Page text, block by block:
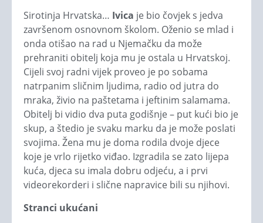
Sirotinja Hrvatska… Ivica je bio čovjek s jedva
završenom osnovnom školom. Oženio se mlad i
onda otišao na rad u Njemačku da može
prehraniti obitelj koja mu je ostala u Hrvatskoj.
Cijeli svoj radni vijek proveo je po sobama
natrpanim sličnim ljudima, radio od jutra do
mraka, živio na paštetama i jeftinim salamama.
Obitelj bi vidio dva puta godišnje – put kući bio je
skup, a štedio je svaku marku da je može poslati
svojima. Žena mu je doma rodila dvoje djece
koje je vrlo rijetko viđao. Izgradila se zato lijepa
kuća, djeca su imala dobru odjeću, a i prvi
videorekorderi i slične napravice bili su njihovi.
Stranci ukućani